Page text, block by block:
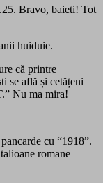
Bravo, baieti! Tot
huiduie.
că printre
se află și cetățeni
Nu ma mira!
cu “1918”.
romane